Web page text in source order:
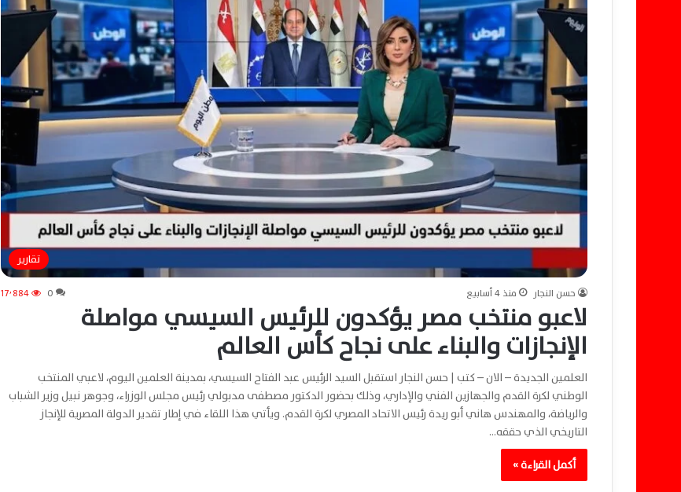
تقارير
حسن النجار منذ 4 أسابيع 0 17٬884
لاعبو منتخب مصر يؤكدون للرئيس السيسي مواصلة
الإنجازات والبناء على نجاح كأس العالم
العلمين الجديدة – الان – كتب | حسن النجار استقبل السيد الرئيس عبد الفتاح السيسي، بمدينة العلمين اليوم، لاعبي المنتخب
الوطني لكرة القدم والجهازين الفني والإداري، وذلك بحضور الدكتور مصطفى مدبولي رئيس مجلس الوزراء، وجوهر نبيل وزير الشباب
والرياضة، والمهندس هاني أبو ريدة رئيس الاتحاد المصري لكرة القدم. ويأتي هذا اللقاء في إطار تقدير الدولة المصرية للإنجاز
التاريخي الذي حققه…
أكمل القراءة »